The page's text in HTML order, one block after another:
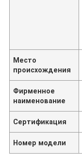
Место
происхождения
Фирменное
наименование
Сертификация
Номер модели